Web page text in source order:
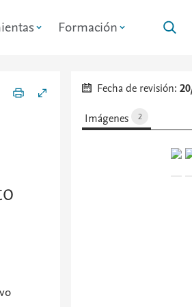
Formación
Fecha de revisión:
Imágenes
2